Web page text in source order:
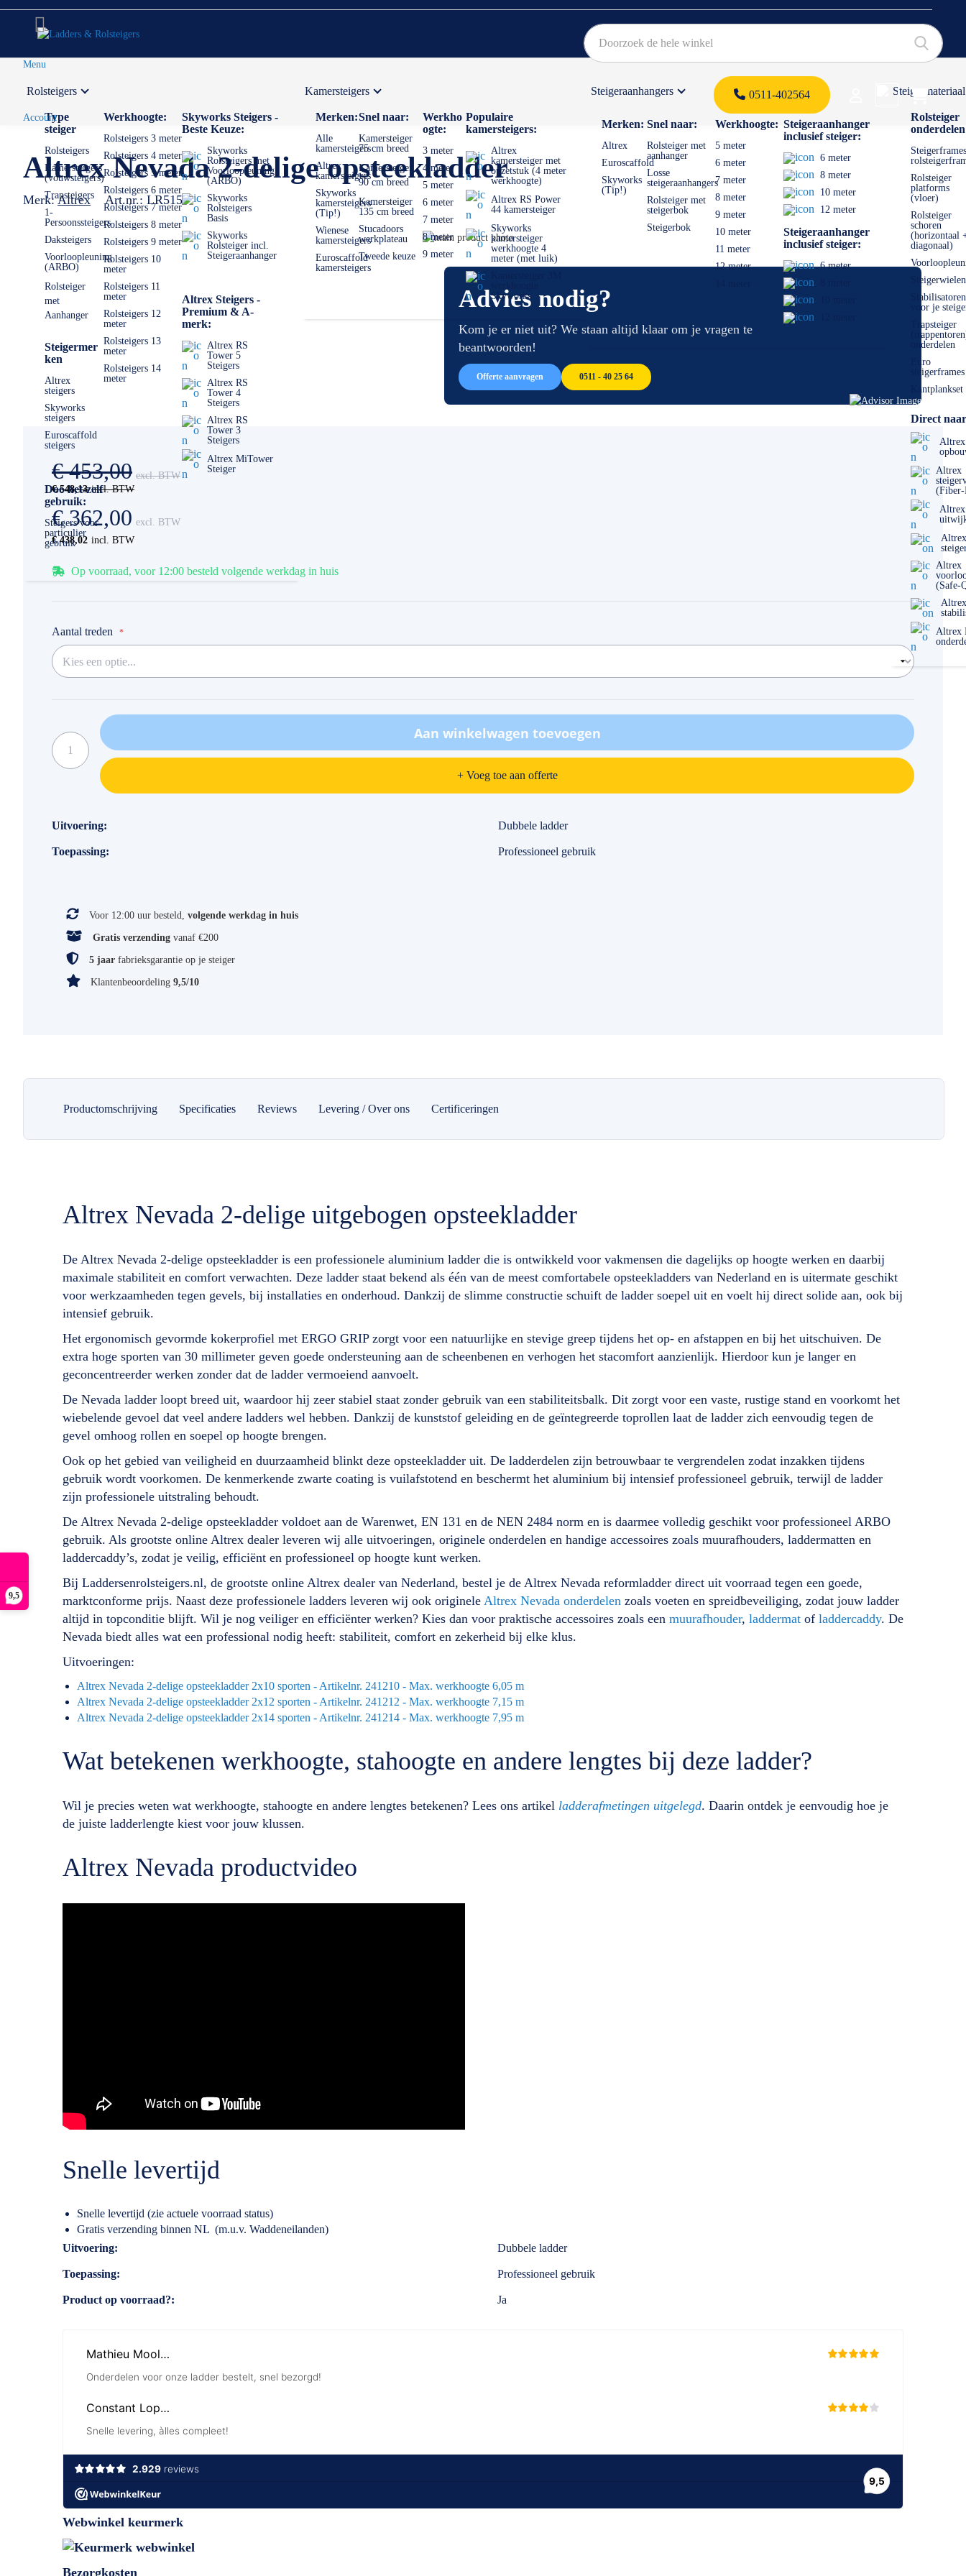
9,5
0511-402564
Menu
Rolsteigers
Type
steiger
Rolsteigers
Kamersteigers
(vouwsteigers)
Trapsteigers
1-
Persoonssteigers
Daksteigers
Voorloopleuning
(ARBO)
Rolsteiger
met
Aanhanger
Steigermer
ken
Altrex
steigers
Skyworks
steigers
Euroscaffold
steigers
Doe-het-zelf
gebruik:
Steigers voor
particulier
gebruik
Werkhoogte:
Rolsteigers 3 meter
Rolsteigers 4 meter
Rolsteigers 5 meter
Rolsteigers 6 meter
Rolsteigers 7 meter
Rolsteigers 8 meter
Rolsteigers 9 meter
Rolsteigers 10
meter
Rolsteigers 11
meter
Rolsteigers 12
meter
Rolsteigers 13
meter
Rolsteigers 14
meter
Skyworks Steigers -
Beste Keuze:
Skyworks
Rolsteigers met
Voorloopleuning
(ARBO)
Skyworks
Rolsteigers
Basis
Skyworks
Rolsteiger incl.
Steigeraanhanger
Altrex Steigers -
Premium & A-
merk:
Altrex RS
Tower 5
Steigers
Altrex RS
Tower 4
Steigers
Altrex RS
Tower 3
Steigers
Altrex MiTower
Steiger
Kamersteigers
Merken:
Alle
kamersteigers
Altrex
kamersteigers
Skyworks
kamersteigers
(Tip!)
Wienese
kamersteigers
Euroscaffold
kamersteigers
Snel naar:
Kamersteiger
75 cm breed
Kamersteiger
90 cm breed
Kamersteiger
135 cm breed
Stucadoors
werkplateau
Tweede keuze
Werkho
ogte:
3 meter
4 meter
5 meter
6 meter
7 meter
8 meter
9 meter
Populaire
kamersteigers:
Altrex
kamersteiger met
opzetstuk (4 meter
werkhoogte)
Altrex RS Power
44 kamersteiger
Skyworks
kamersteiger
werkhoogte 4
meter (met luik)
Skyworks
Steigeraanhangers
Merken:
Altrex
Euroscaffold
Skyworks
(Tip!)
Snel naar:
Rolsteiger met
aanhanger
Losse
steigeraanhangers
Rolsteiger met
steigerbok
Steigerbok
Werkhoogte:
5 meter
6 meter
7 meter
8 meter
9 meter
10 meter
11 meter
12 meter
Steigeraanhanger
inclusief steiger:
6 meter
8 meter
10 meter
12 meter
Steigeraanhanger
inclusief steiger:
6 meter
Steigermateriaal
Rolsteiger
Rolsteiger
platforms
(vloer)
Rolsteiger
schoren
(horizontaal
diagonaal)
Steigerwielen
Stabilisatoren
voor je
Trapsteiger
onderdelen
Euro
steigerframes
Kantplankset
Direct
Altrex
Altrex
Altrex
Altrex
Altrex
(Safe-
Altrex
Altrex
Account
Altrex Nevada 2-delige opsteekladder
Merk: Altrex Art.nr.: LR5150
Ga
naar
afbeeldingen-
Ga
Advies nodig?
Kom je er niet uit? We staan altijd klaar om je vragen te
beantwoorden!
Offerte aanvragen 0511 - 40 25 64
€ 548,13
€ 453,00
€ 438,02
€ 362,00
Op voorraad, voor 12:00 besteld volgende werkdag in huis
Aantal treden
Aan winkelwagen toevoegen
+ Voeg toe aan offerte
Specificaties
Uitvoering Dubbele ladder
Toepassing Professioneel gebruik
Voor 12:00 uur besteld, volgende werkdag in huis
Gratis verzending vanaf €200
5 jaar fabrieksgarantie op je steiger
Klantenbeoordeling 9,5/10
Productomschrijving Specificaties Reviews Levering / Over ons Certificeringen
Altrex Nevada 2-delige uitgebogen opsteekladder
De Altrex Nevada 2-delige opsteekladder is een professionele aluminium ladder die is ontwikkeld voor vakmensen die dagelijks op hoogte werken en daarbij
maximale stabiliteit en comfort verwachten. Deze ladder staat bekend als één van de meest comfortabele opsteekladders van Nederland en is uitermate geschikt
voor werkzaamheden tegen gevels, bij installaties en onderhoud. Dankzij de slimme constructie schuift de ladder soepel uit en voelt hij direct solide aan, ook bij
intensief gebruik.
Het ergonomisch gevormde kokerprofiel met ERGO GRIP zorgt voor een natuurlijke en stevige greep tijdens het op- en afstappen en bij het uitschuiven. De
extra hoge sporten van 30 millimeter geven goede ondersteuning aan de scheenbenen en verhogen het stacomfort aanzienlijk. Hierdoor kun je langer en
geconcentreerder werken zonder dat de ladder vermoeiend aanvoelt.
De Nevada ladder loopt breed uit, waardoor hij zeer stabiel staat zonder gebruik van een stabiliteitsbalk. Dit zorgt voor een vaste, rustige stand en voorkomt het
wiebelende gevoel dat veel andere ladders wel hebben. Dankzij de kunststof geleiding en de geïntegreerde toprollen laat de ladder zich eenvoudig tegen de
gevel omhoog rollen en soepel op hoogte brengen.
Ook op het gebied van veiligheid en duurzaamheid blinkt deze opsteekladder uit. De ladderdelen zijn betrouwbaar te vergrendelen zodat inzakken tijdens
gebruik wordt voorkomen. De kenmerkende zwarte coating is vuilafstotend en beschermt het aluminium bij intensief professioneel gebruik, terwijl de ladder
zijn professionele uitstraling behoudt.
De Altrex Nevada 2-delige opsteekladder voldoet aan de Warenwet, EN 131 en de NEN 2484 norm en is daarmee volledig geschikt voor professioneel ARBO
gebruik. Als grootste online Altrex dealer leveren wij alle uitvoeringen, originele onderdelen en handige accessoires zoals muurafhouders, laddermatten en
laddercaddy’s, zodat je veilig, efficiënt en professioneel op hoogte kunt werken.
Bij Laddersenrolsteigers.nl, de grootste online Altrex dealer van Nederland, bestel je de Altrex Nevada reformladder direct uit voorraad tegen een goede,
marktconforme prijs. Naast deze professionele ladders leveren wij ook originele Altrex Nevada onderdelen zoals voeten en spreidbeveiliging, zodat jouw ladder
altijd in topconditie blijft. Wil je nog veiliger en efficiënter werken? Kies dan voor praktische accessoires zoals een muurafhouder, laddermat of laddercaddy. De
Nevada biedt alles wat een professional nodig heeft: stabiliteit, comfort en zekerheid bij elke klus.
Uitvoeringen:
Altrex Nevada 2-delige opsteekladder 2x10 sporten - Artikelnr. 241210 - Max. werkhoogte 6,05 m
Altrex Nevada 2-delige opsteekladder 2x12 sporten - Artikelnr. 241212 - Max. werkhoogte 7,15 m
Altrex Nevada 2-delige opsteekladder 2x14 sporten - Artikelnr. 241214 - Max. werkhoogte 7,95 m
Wat betekenen werkhoogte, stahoogte en andere lengtes bij deze ladder?
Wil je precies weten wat werkhoogte, stahoogte en andere lengtes betekenen? Lees ons artikel ladderafmetingen uitgelegd. Daarin ontdek je eenvoudig hoe je
de juiste ladderlengte kiest voor jouw klussen.
Altrex Nevada productvideo
Snelle levertijd
Snelle levertijd (zie actuele voorraad status)
Gratis verzending binnen NL (m.u.v. Waddeneilanden)
Specificaties
Uitvoering Dubbele ladder
Toepassing Professioneel gebruik
Product op voorraad? Ja
Webwinkel keurmerk
Bezorgkosten